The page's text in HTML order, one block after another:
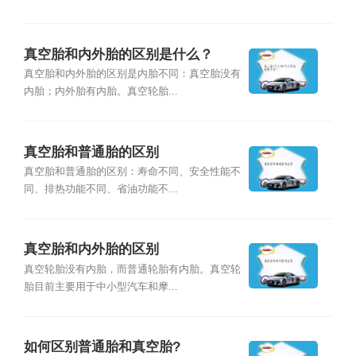
真空胎和内外胎的区别是什么？
真空胎和内外胎的区别是内胎不同：真空胎没有
内胎；内外胎有内胎。真空轮胎...
真空胎和普通胎的区别
真空胎和普通胎的区别：寿命不同、安全性能不
同、排热功能不同、省油功能不...
真空胎和内外胎的区别
真空轮胎没有内胎，而普通轮胎有内胎。真空轮
胎目前主要用于中小型汽车和摩...
如何区别普通胎和真空胎?